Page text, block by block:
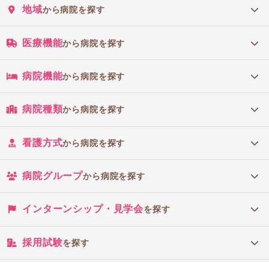
地域から病院を探す
医療機能から病院を探す
病院機能から病院を探す
病院種類から病院を探す
看護方式から病院を探す
病院グループから病院を探す
インターンシップ・見学会を探す
採用試験を探す